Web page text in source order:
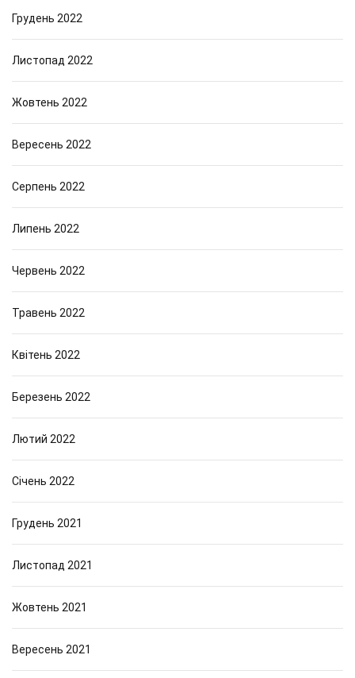
Грудень 2022
Листопад 2022
Жовтень 2022
Вересень 2022
Серпень 2022
Липень 2022
Червень 2022
Травень 2022
Квітень 2022
Березень 2022
Лютий 2022
Січень 2022
Грудень 2021
Листопад 2021
Жовтень 2021
Вересень 2021